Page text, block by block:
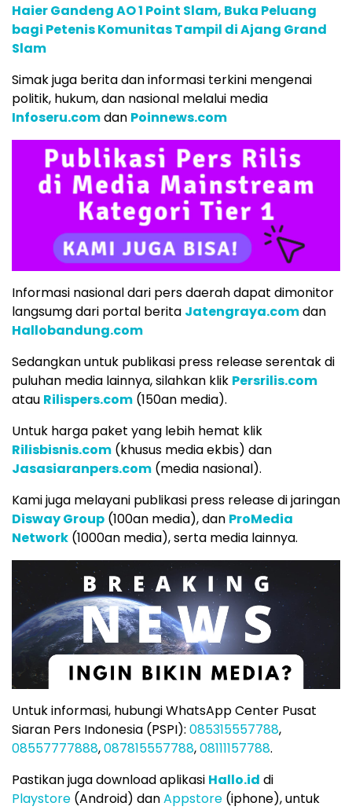
Haier Gandeng AO 1 Point Slam, Buka Peluang
bagi Petenis Komunitas Tampil di Ajang Grand
Slam
Simak juga berita dan informasi terkini mengenai
politik, hukum, dan nasional melalui media
Infoseru.comdan Poinnews.com
Informasi nasional dari pers daerah dapat dimonitor
langsumg dari portal berita Jatengraya.comdan
Hallobandung.com
Sedangkan untuk publikasi press release serentak di
puluhan media lainnya, silahkan klik Persrilis.com
atau Rilispers.com (150an media).
Untuk harga paket yang lebih hemat klik
Rilisbisnis.com (khusus media ekbis) dan
Jasasiaranpers.com (media nasional).
Kami juga melayani publikasi press release di jaringan
Disway Group (100an media), dan ProMedia
Network (1000an media), serta media lainnya.
Untuk informasi, hubungi WhatsApp Center Pusat
Siaran Pers Indonesia (PSPI): 085315557788,
08557777888,087815557788,08111157788.
Pastikan juga download aplikasi Hallo.id di
Playstore (Android) danAppstore (iphone), untuk